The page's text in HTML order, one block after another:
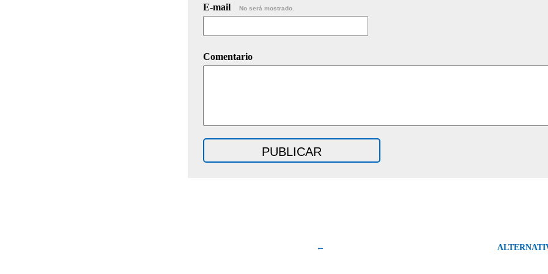
E-mail No será mostrado.
Comentario
←